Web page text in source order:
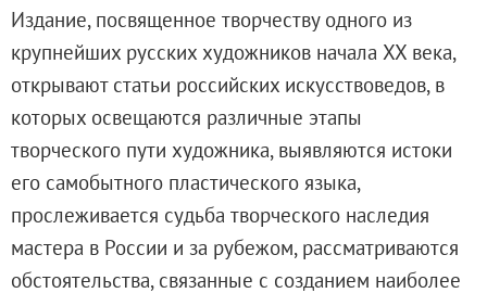
Высказать мнение / Сообщить о проблеме
Экскурсии
Лекции и абонементы
Лекторий
Лекции
Абонементы
Доступный музей
Программы и мероприятия
Издание, посвященное творчеству одного из
крупнейших русских художников начала XX века,
открывают статьи российских искусствоведов, в
которых освещаются различные этапы
творческого пути художника, выявляются истоки
его самобытного пластического языка,
прослеживается судьба творческого наследия
мастера в России и за рубежом, рассматриваются
обстоятельства, связанные с созданием наиболее